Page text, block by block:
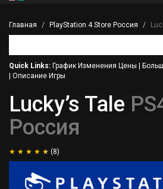
Главная PlayStation 4 Store Россия
Quick Links: График Изменения Цены
Описание Игры
Lucky’s Tale
Россия
(8)